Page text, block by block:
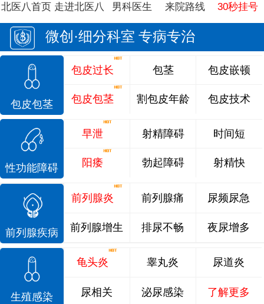
北医八首页 走进北医八 男科医生 来院路线 30秒挂号
微创·细分科室 专病专治
包皮包茎
包皮过长
包皮包茎
包茎
割包皮年龄
包皮嵌顿
包皮技术
性功能障碍
早泄
阳痿
射精障碍
勃起障碍
时间短
射精快
前列腺疾病
前列腺炎 前列腺痛 尿频尿急
前列腺增生 排尿不畅 夜尿增多
生殖感染
龟头炎 睾丸炎 尿道炎
尿相关 泌尿感染 了解更多